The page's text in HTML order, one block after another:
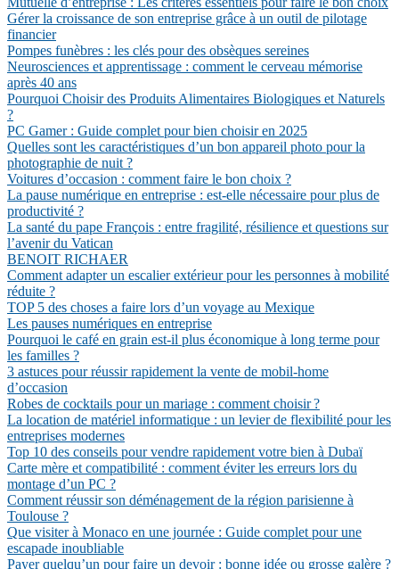
Gérer la croissance de son entreprise grâce à un outil de pilotage
financier
Pompes funèbres : les clés pour des obsèques sereines
Neurosciences et apprentissage : comment le cerveau mémorise
après 40 ans
Pourquoi Choisir des Produits Alimentaires Biologiques et Naturels
?
PC Gamer : Guide complet pour bien choisir en 2025
Quelles sont les caractéristiques d’un bon appareil photo pour la
photographie de nuit ?
Voitures d’occasion : comment faire le bon choix ?
La pause numérique en entreprise : est-elle nécessaire pour plus de
productivité ?
La santé du pape François : entre fragilité, résilience et questions sur
l’avenir du Vatican
BENOIT RICHAER
Comment adapter un escalier extérieur pour les personnes à mobilité
réduite ?
TOP 5 des choses a faire lors d’un voyage au Mexique
Les pauses numériques en entreprise
Pourquoi le café en grain est-il plus économique à long terme pour
les familles ?
3 astuces pour réussir rapidement la vente de mobil-home
d’occasion
Robes de cocktails pour un mariage : comment choisir ?
La location de matériel informatique : un levier de flexibilité pour les
entreprises modernes
Top 10 des conseils pour vendre rapidement votre bien à Dubaï
Carte mère et compatibilité : comment éviter les erreurs lors du
montage d’un PC ?
Comment réussir son déménagement de la région parisienne à
Toulouse ?
Que visiter à Monaco en une journée : Guide complet pour une
escapade inoubliable
Payer quelqu’un pour faire un devoir : bonne idée ou grosse galère ?